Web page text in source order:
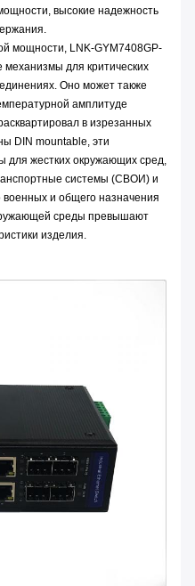
высокие надежность
мощности, LNK-GYM7408GP-
для критических
Оно может также
амплитуде
в изрезанных
DIN mountable, эти
для жестких окружающих сред,
системы (СВОИ) и
и общего назначения
среды превышают
изделия.